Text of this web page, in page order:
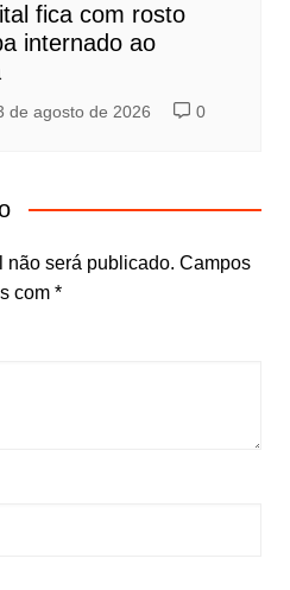
fica com rosto
internado ao
de agosto de 2026 0
não será publicado. Campos
com *